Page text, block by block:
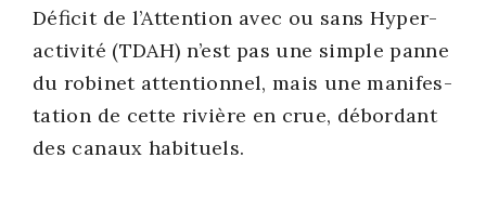
Défi­cit de l’Attention avec ou sans Hyper­
ac­ti­vi­té (TDAH) n’est pas une simple panne
du robi­net atten­tion­nel, mais une mani­fes­
ta­tion de cette rivière en crue, débor­dant
des canaux habi­tuels.